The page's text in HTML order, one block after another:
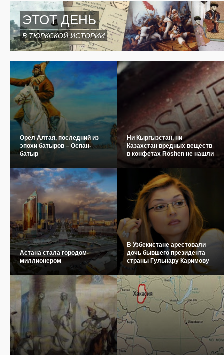
ЭТОТ ДЕНЬ
В ТЮРКСКОЙ ИСТОРИИ
Орел Алтая, последний из
эпохи батыров – Оспан-
батыр
Ни Кыргызстан, ни
Казахстан вредных веществ
в конфетах Roshen не нашли
Астана стала городом-
миллионером
В Узбекистане арестовали
дочь бывшего президента
страны Гульнару Каримову